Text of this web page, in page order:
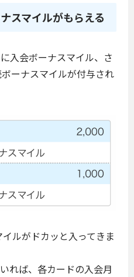
スマイルがもらえる
入会ボーナスマイル、さ
ーナスマイルが付与され
ルがドカッと入ってきま
れば、各カードの入会月